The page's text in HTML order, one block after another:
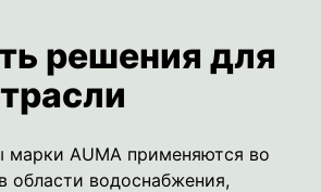
решения для
марки AUMA применяются во
области водоснабжения,